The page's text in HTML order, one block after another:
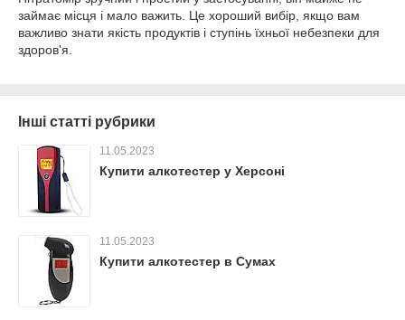
займає місця і мало важить. Це хороший вибір, якщо вам
важливо знати якість продуктів і ступінь їхньої небезпеки для
здоров'я.
Інші статті рубрики
11.05.2023
Купити алкотестер у Херсоні
11.05.2023
Купити алкотестер в Сумах